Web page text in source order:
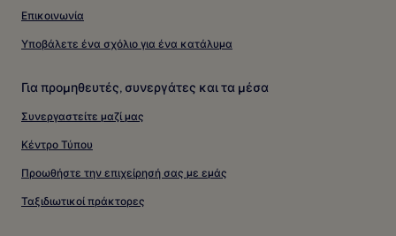
Επικοινωνία
Υποβάλετε ένα σχόλιο για ένα κατάλυμα
Για προμηθευτές, συνεργάτες και τα μέσα
Συνεργαστείτε μαζί μας
Κέντρο Τύπου
Προωθήστε την επιχείρησή σας με εμάς
Ταξιδιωτικοί πράκτορες